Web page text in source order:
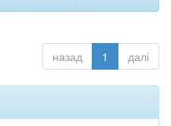
назад 1 далі